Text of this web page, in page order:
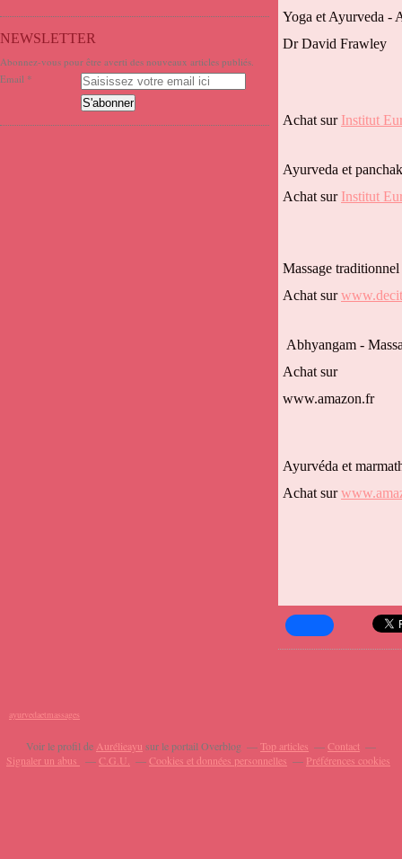
NEWSLETTER
Abonnez-vous pour être averti des nouveaux articles publiés.
Email
Yoga et Ayurveda -
Dr David Frawley
Achat sur Institut
Ayurveda et
Achat sur Institut
Massage
Achat sur
Abhyangam -
Achat sur
www.amazon.fr
Ayurvéda et
Achat sur
ayurvedaetmassages
Voir le profil de Aurélieayu sur le portail Overblog Top articles
Contact
Signaler un abus
C.G.U. Cookies et données personnelles Préférences cookies